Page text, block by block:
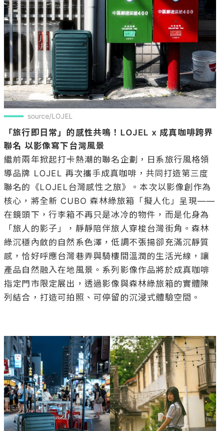
source/LOJEL
「旅行即日常」的感性共鳴！LOJEL x 成真咖啡跨界
聯名 以影像寫下台灣風景
繼前兩年掀起打卡熱潮的聯名企劃，日系旅行風格領
導品牌 LOJEL 再次攜手成真咖啡，共同打造第三度
聯名的《LOJEL台灣感性之旅》。本次以影像創作為
核心，將全新 CUBO 森林綠旅箱「擬人化」呈現——
在鏡頭下，行李箱不再只是冰冷的物件，而是化身為
「旅人的影子」，靜靜陪伴旅人穿梭台灣街角。森林
綠沉穩內斂的自然系色澤，低調不張揚卻充滿沉靜質
感，恰好呼應台灣巷弄與騎樓間溫潤的生活光線，讓
產品自然融入在地風景。系列影像作品將於成真咖啡
指定門市限定展出，透過影像與森林綠旅箱的實體陳
列結合，打造可拍照、可停留的沉浸式體驗空間。